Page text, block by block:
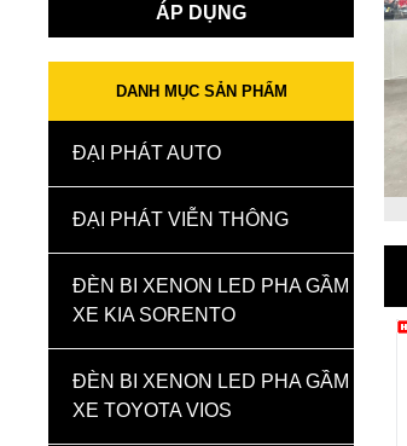
ÁP DỤNG
DANH MỤC SẢN PHẨM
ĐẠI PHÁT AUTO
ĐẠI PHÁT VIỄN THÔNG
ĐÈN BI XENON LED PHA GẦM
XE KIA SORENTO
ĐÈN BI XENON LED PHA GẦM
XE TOYOTA VIOS